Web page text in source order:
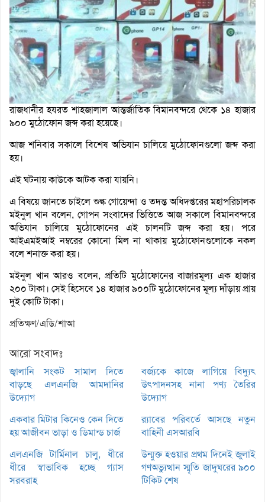
রাজধানীর হযরত শাহজালাল আন্তর্জাতিক বিমানবন্দরে থেকে ১৪ হাজার
৯০০ মুঠোফোন জব্দ করা হয়েছে।
আজ শনিবার সকালে বিশেষ অভিযান চালিয়ে মুঠোফোনগুলো জব্দ করা
হয়।
এই ঘটনায় কাউকে আটক করা যায়নি।
এ বিষয়ে জানতে চাইলে শুল্ক গোয়েন্দা ও তদন্ত অধিদপ্তরের মহাপরিচালক
মইনুল খান বলেন, গোপন সংবাদের ভিত্তিতে আজ সকালে বিমানবন্দরে
অভিযান চালিয়ে মুঠোফোনের এই চালনটি জব্দ করা হয়। পরে
আইএমইআই নম্বরের কোনো মিল না থাকায় মুঠোফোনগুলোকে নকল
বলে শনাক্ত করা হয়।
মইনুল খান আরও বলেন, প্রতিটি মুঠোফোনের বাজারমূল্য এক হাজার
২০০ টাকা। সেই হিসেবে ১৪ হাজার ৯০০টি মুঠোফোনের মূল্য দাঁড়ায় প্রায়
দুই কোটি টাকা।
প্রতিক্ষণ/এডি/শাআ
আরো সংবাদঃ
জ্বালানি সংকট সামাল দিতে
বাড়ছে এলএনজি আমদানির
উদ্যোগ
বর্জ্যকে কাজে লাগিয়ে বিদ্যুৎ
উৎপাদনসহ নানা পণ্য তৈরির
উদ্যোগ
একবার মিটার কিনেও কেন দিতে
হয় আজীবন ভাড়া ও ডিমান্ড চার্জ
র‌্যাবের পরিবর্তে আসছে নতুন
বাহিনী এসআরবি
এলএনজি টার্মিনাল চালু, ধীরে
ধীরে স্বাভাবিক হচ্ছে গ্যাস
সরবরাহ
উন্মুক্ত হওয়ার প্রথম দিনেই জুলাই
গণঅভ্যুত্থান স্মৃতি জাদুঘরের ৯০০
টিকিট শেষ